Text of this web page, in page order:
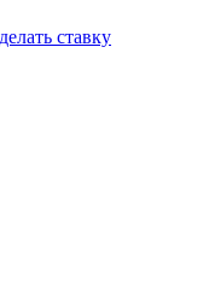
ставку